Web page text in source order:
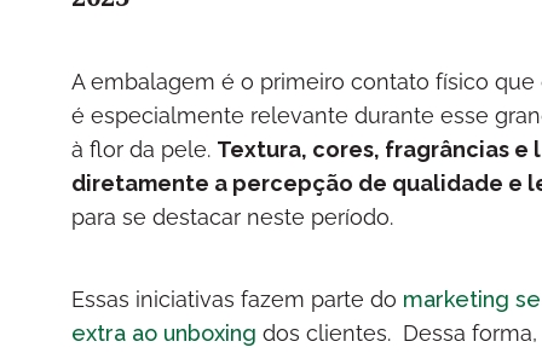
A embalagem é o primeiro contato físico
é especialmente relevante durante esse
à flor da pele. Textura, cores, fragrâncias
diretamente a percepção de qualidade e
para se destacar neste período.
Essas iniciativas fazem parte do marketing
extra ao unboxing dos clientes. Dessa forma,